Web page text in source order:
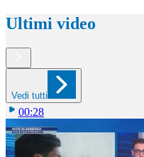
Ultimi video
Vedi tutti
00:28